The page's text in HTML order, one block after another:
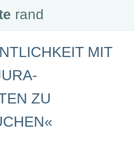
rand
MIT
ZU